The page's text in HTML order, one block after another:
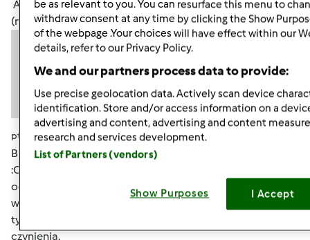
Anonim
(niezweryfikowany)
pt., 05/31/2013 - 21:33
Biedna Ty Gabrysiu z tymi drenazami
:O No, ale jak trzeba, to trzeba. Ile masz spotkan ? Musisz
odpoczywac w tym czasie, tzn. malo chodzic? Czy
wszystko mozesz robic normalnie ? Nie jestem zbytnio w
tym obeznana, bo nigdy nie mialam osobiscie do
czynienia.
be as relevant to you. You can resurface this menu to
withdraw consent at any time by clicking the Show
of the webpage .Your choices will have effect within our
details, refer to our Privacy Policy.
We and our partners process data to provide:
Use precise geolocation data. Actively scan device
identification. Store and/or access information on a
advertising and content, advertising and content
research and services development.
List of Partners (vendors)
Show Purposes I Accept